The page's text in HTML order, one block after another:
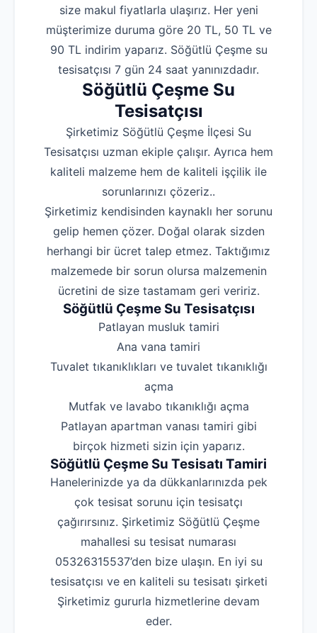
size makul fiyatlarla ulaşırız. Her yeni
müşterimize duruma göre 20 TL, 50 TL ve
90 TL indirim yaparız. Söğütlü Çeşme su
tesisatçısı 7 gün 24 saat yanınızdadır.
Söğütlü Çeşme Su
Tesisatçısı
Şirketimiz Söğütlü Çeşme İlçesi Su
Tesisatçısı uzman ekiple çalışır. Ayrıca hem
kaliteli malzeme hem de kaliteli işçilik ile
sorunlarınızı çözeriz..
Şirketimiz kendisinden kaynaklı her sorunu
gelip hemen çözer. Doğal olarak sizden
herhangi bir ücret talep etmez. Taktığımız
malzemede bir sorun olursa malzemenin
ücretini de size tastamam geri veririz.
Söğütlü Çeşme Su Tesisatçısı
‌Patlayan musluk tamiri
‌Ana vana tamiri
‌Tuvalet tıkanıklıkları ve tuvalet tıkanıklığı
açma
‌Mutfak ve lavabo tıkanıklığı açma
‌Patlayan apartman vanası tamiri gibi
birçok hizmeti sizin için yaparız.
Söğütlü Çeşme Su Tesisatı Tamiri
Hanelerinizde ya da dükkanlarınızda pek
çok tesisat sorunu için tesisatçı
çağırırsınız. Şirketimiz Söğütlü Çeşme
mahallesi su tesisat numarası
05326315537’den bize ulaşın. En iyi su
tesisatçısı ve en kaliteli su tesisatı şirketi
Şirketimiz gururla hizmetlerine devam
eder.